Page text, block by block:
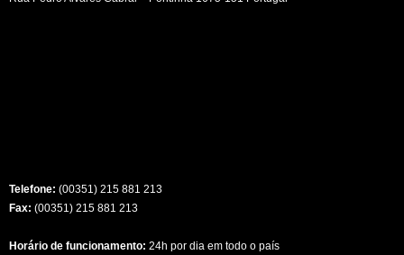
Telefone: (00351) 215 881 213
Fax: (00351) 215 881 213
Horário de funcionamento: 24h por dia em todo o país